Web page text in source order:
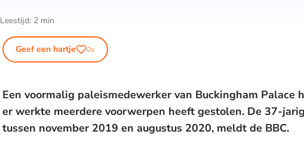
Leestijd: 2 min
Geef een hartje 0x
Een voormalig paleismedewerker van Buckingham
er werkte meerdere voorwerpen heeft gestolen. De 37-
tussen november 2019 en augustus 2020, meldt de BBC.